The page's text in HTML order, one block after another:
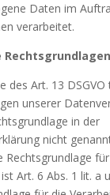
Daten im
verarbeitet.
Rechtsgrundlagen
des Art. 13
unserer
in der
nicht
Rechtsgrundlage
Art. 6 Abs. 1 lit. a